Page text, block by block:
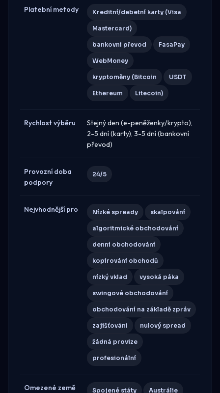
Platební metody Kreditní/debetní karty (Visa
Mastercard)
bankovní převod FasaPay
WebMoney
kryptoměny (Bitcoin USDT
Ethereum Litecoin)
Rychlost výběru
Stejný den (e-peněženky/krypto),
2-5 dní (karty), 3-5 dní (bankovní
převod)
Provozní doba
podpory
24/5
Nejvhodnější pro Nízké spready skalpování
algoritmické obchodování
denní obchodování
kopírování obchodů
nízký vklad vysoká páka
swingové obchodování
obchodování na základě zpráv
zajišťování nulový spread
žádná provize
profesionální
Omezené země Spojené státy Austrálie